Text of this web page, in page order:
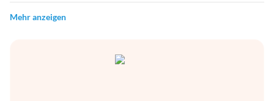
Mehr anzeigen